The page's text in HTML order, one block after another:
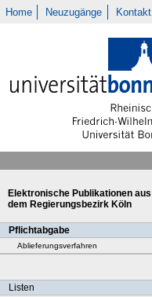
Home Neuzugänge Kontakt
Elektronische Publikationen aus
dem Regierungsbezirk Köln
Pflichtabgabe
Ablieferungsverfahren
Listen